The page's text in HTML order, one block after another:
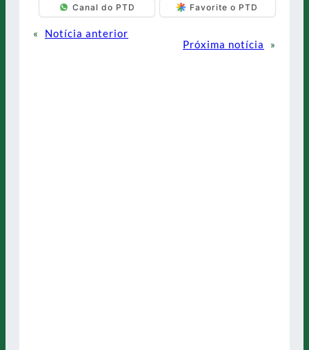
Canal do PTD Favorite o PTD
«
Notícia anterior
Próxima notícia
»